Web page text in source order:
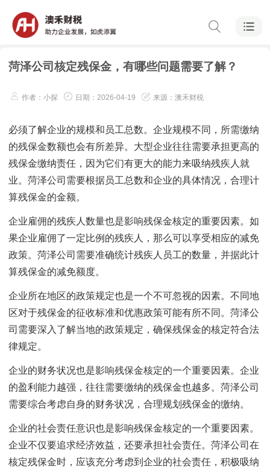
菏泽公司核定残保金，有哪些问题需要了解？
作者：小探 日期：2026-04-19 来源：澳禾财税
必须了解企业的规模和员工总数。企业规模不同，所需缴纳
的残保金数额也会有所差异。大型企业往往需要承担更高的
残保金缴纳责任，因为它们有更大的能力来吸纳残疾人就
业。菏泽公司需要根据员工总数和企业的具体情况，合理计
算残保金的金额。
企业雇佣的残疾人数量也是影响残保金核定的重要因素。如
果企业雇佣了一定比例的残疾人，那么可以享受相应的减免
政策。菏泽公司需要准确统计残疾人员工的数量，并据此计
算残保金的减免额度。
企业所在地区的政策规定也是一个不可忽视的因素。不同地
区对于残保金的征收标准和优惠政策可能有所不同。菏泽公
司需要深入了解当地的政策规定，确保残保金的核定符合法
律规定。
企业的财务状况也是影响残保金核定的一个重要因素。企业
的盈利能力越强，往往需要缴纳的残保金也越多。菏泽公司
需要综合考虑自身的财务状况，合理规划残保金的缴纳。
企业的社会责任意识也是影响残保金核定的一个重要因素。
企业不仅要追求经济效益，还要承担社会责任。菏泽公司在
核定残保金时，应该充分考虑到企业的社会责任，积极吸纳